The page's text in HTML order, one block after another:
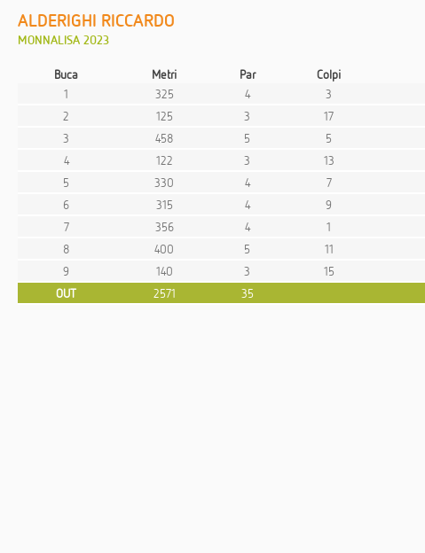
ALDERIGHI RICCARDO
MONNALISA 2023
Buca Metri Par Colpi
1
325 4 3
2
125 3 17
3
458 5 5
4
122 3 13
5
330 4 7
6
315 4 9
7
356 4 1
8
400 5 11
9
140 3 15
OUT
2571 35